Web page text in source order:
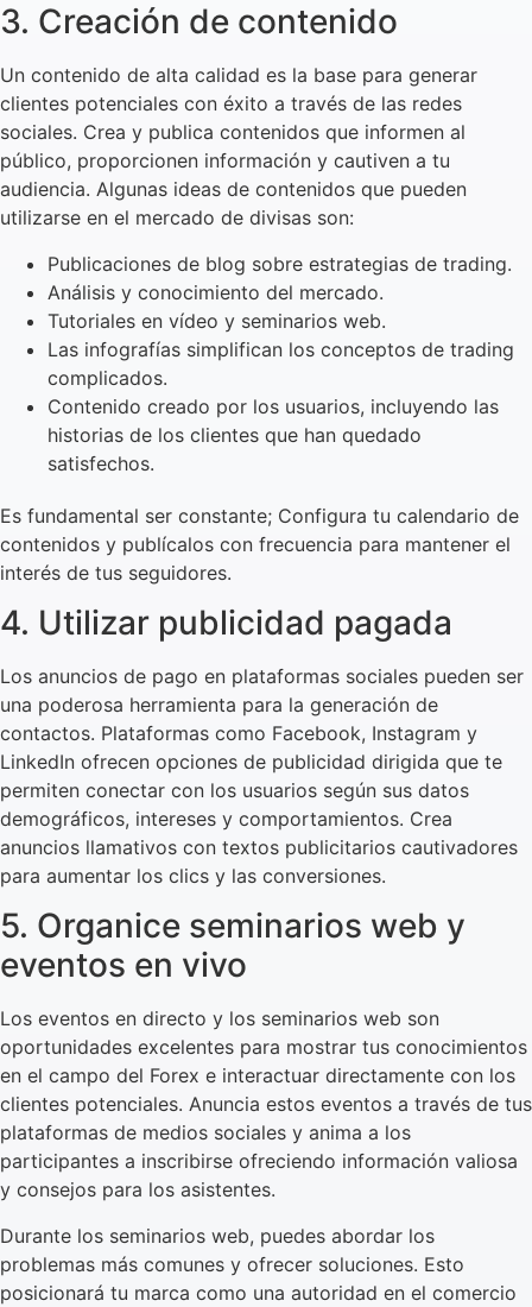
3. Creación de contenido
Un contenido de alta calidad es la base para generar
clientes potenciales con éxito a través de las redes
sociales. Crea y publica contenidos que informen al
público, proporcionen información y cautiven a tu
audiencia. Algunas ideas de contenidos que pueden
utilizarse en el mercado de divisas son:
Publicaciones de blog sobre estrategias de trading.
Análisis y conocimiento del mercado.
Tutoriales en vídeo y seminarios web.
Las infografías simplifican los conceptos de trading
complicados.
Contenido creado por los usuarios, incluyendo las
historias de los clientes que han quedado
satisfechos.
Es fundamental ser constante; Configura tu calendario de
contenidos y publícalos con frecuencia para mantener el
interés de tus seguidores.
4. Utilizar publicidad pagada
Los anuncios de pago en plataformas sociales pueden ser
una poderosa herramienta para la generación de
contactos. Plataformas como Facebook, Instagram y
LinkedIn ofrecen opciones de publicidad dirigida que te
permiten conectar con los usuarios según sus datos
demográficos, intereses y comportamientos. Crea
anuncios llamativos con textos publicitarios cautivadores
para aumentar los clics y las conversiones.
5. Organice seminarios web y
eventos en vivo
Los eventos en directo y los seminarios web son
oportunidades excelentes para mostrar tus conocimientos
en el campo del Forex e interactuar directamente con los
clientes potenciales. Anuncia estos eventos a través de tus
plataformas de medios sociales y anima a los
participantes a inscribirse ofreciendo información valiosa
y consejos para los asistentes.
Durante los seminarios web, puedes abordar los
problemas más comunes y ofrecer soluciones. Esto
posicionará tu marca como una autoridad en el comercio